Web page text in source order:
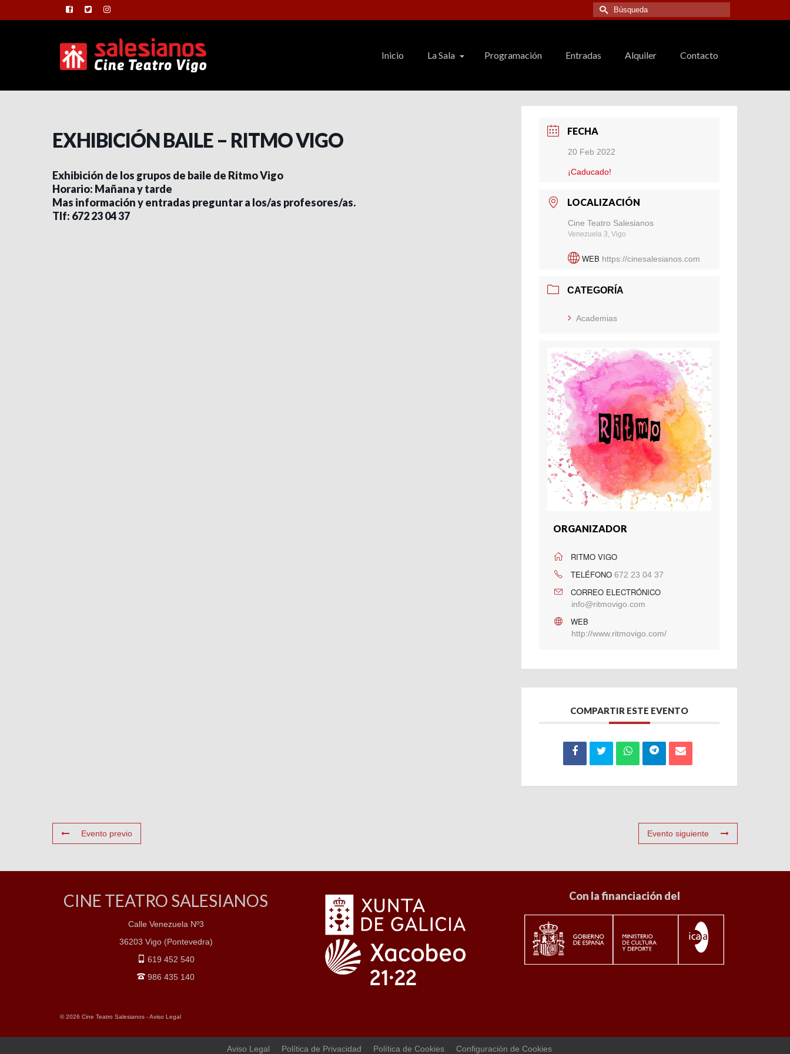
Buscar
por:
Inicio La Sala Programación Entradas Alquiler Contacto
EXHIBICIÓN BAILE – RITMO VIGO
Exhibición de los grupos de baile de Ritmo Vigo
Horario: Mañana y tarde
Mas información y entradas preguntar a los/as profesores/as.
Tlf: 672 23 04 37
FECHA
20 Feb 2022
¡Caducado!
LOCALIZACIÓN
Cine Teatro Salesianos
Venezuela 3, Vigo
WEB https://cinesalesianos.com
CATEGORÍA
Academias
ORGANIZADOR
RITMO VIGO
TELÉFONO 672 23 04 37
CORREO ELECTRÓNICO
info@ritmovigo.com
WEB
http://www.ritmovigo.com/
COMPARTIR ESTE EVENTO
Evento previo Evento siguiente
CINE TEATRO SALESIANOS
Calle Venezuela Nº3
36203 Vigo (Pontevedra)
619 452 540
986 435 140
Con la financiación del
© 2026 Cine Teatro Salesianos -Aviso Legal
Aviso Legal Política de Privacidad Política de Cookies Configuración de Cookies